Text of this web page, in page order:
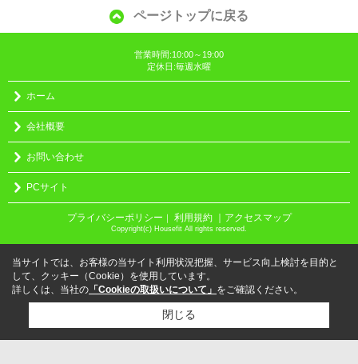
ページトップに戻る
営業時間:10:00～19:00
定休日:毎週水曜
ホーム
会社概要
お問い合わせ
PCサイト
プライバシーポリシー ｜ 利用規約 ｜アクセスマップ
Copyright(c) Housefit All rights reserved.
当サイトでは、お客様の当サイト利用状況把握、サービス向上検討を目的と
して、クッキー（Cookie）を使用しています。
詳しくは、当社の 「Cookieの取扱いについて」 をご確認ください。
閉じる